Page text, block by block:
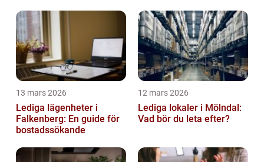
13 mars 2026
Lediga lägenheter i
Falkenberg: En guide för
bostadssökande
12 mars 2026
Lediga lokaler i Mölndal:
Vad bör du leta efter?